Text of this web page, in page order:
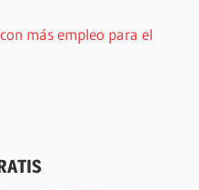
más empleo para el